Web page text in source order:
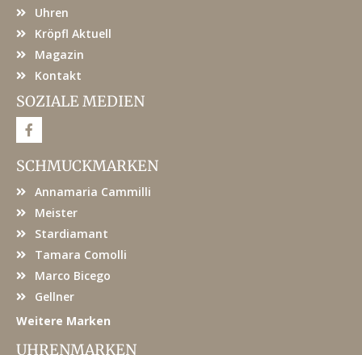
Uhren
Kröpfl Aktuell
Magazin
Kontakt
SOZIALE MEDIEN
F
a
e
b
o
SCHMUCKMARKEN
Annamaria Cammilli
Meister
Stardiamant
Tamara Comolli
Marco Bicego
Gellner
Weitere Marken
UHRENMARKEN